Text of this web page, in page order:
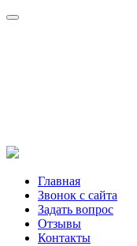
Перейти
содержимому
Главная
Звонок с сайта
Задать вопрос
Отзывы
Контакты